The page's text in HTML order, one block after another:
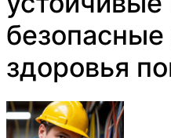
безопасные
здоровья